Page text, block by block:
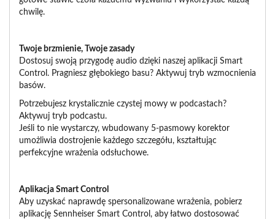
chwilę.
Twoje brzmienie, Twoje zasady
Dostosuj swoją przygodę audio dzięki naszej aplikacji Smart
Control. Pragniesz głębokiego basu? Aktywuj tryb wzmocnienia
basów.
Potrzebujesz krystalicznie czystej mowy w podcastach?
Aktywuj tryb podcastu.
Jeśli to nie wystarczy, wbudowany 5-pasmowy korektor
umożliwia dostrojenie każdego szczegółu, kształtując
perfekcyjne wrażenia odsłuchowe.
Aplikacja Smart Control
Aby uzyskać naprawdę spersonalizowane wrażenia, pobierz
aplikację Sennheiser Smart Control, aby łatwo dostosować